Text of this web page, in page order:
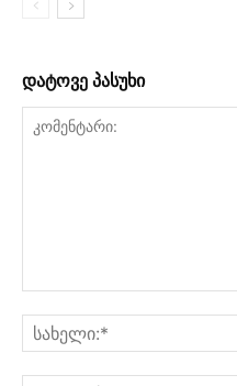
დატოვე პასუხი